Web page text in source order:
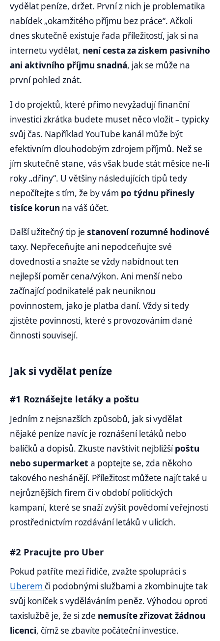
vydělat peníze, držet. První z nich je problematika
nabídek „okamžitého příjmu bez práce“. Ačkoli
dnes skutečně existuje řada příležitostí, jak si na
internetu vydělat, není cesta za ziskem pasivního
ani aktivního příjmu snadná, jak se může na
první pohled znát.
I do projektů, které přímo nevyžadují finanční
investici zkrátka budete muset něco vložit – typicky
svůj čas. Například YouTube kanál může být
efektivním dlouhodobým zdrojem příjmů. Než se
jím skutečně stane, vás však bude stát měsíce ne-li
roky „dřiny“. U většiny následujících tipů tedy
nepočítejte s tím, že by vám po týdnu přinesly
tisíce korun na váš účet.
Další užitečný tip je stanovení rozumné hodinové
taxy. Nepřeceňujte ani nepodceňujte své
dovednosti a snažte se vždy nabídnout ten
nejlepší poměr cena/výkon. Ani menší nebo
začínající podnikatelé pak neuniknou
povinnostem, jako je platba daní. Vždy si tedy
zjistěte povinnosti, které s provozováním dané
činnosti souvisejí.
Jak si vydělat peníze
#1 Roznášejte letáky a poštu
Jedním z nejsnazších způsobů, jak si vydělat
nějaké peníze navíc je roznášení letáků nebo
balíčků a dopisů. Zkuste navštívit nejbližšípoštu
nebo supermarket a poptejte se, zda někoho
takového neshánějí. Příležitost můžete najít také u
nejrůznějších firem či v období politických
kampaní, které se snaží zvýšit povědomí veřejnosti
prostřednictvím rozdávání letáků v ulicích.
#2 Pracujte pro Uber
Pokud patříte mezi řidiče, zvažte spolupráci s
Uberem či podobnými službami a zkombinujte tak
svůj koníček s vyděláváním peněz. Výhodou oproti
taxislužbě je, že si zde nemusíte zřizovat žádnou
licenci, čímž se zbavíte počáteční investice.